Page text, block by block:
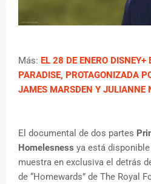
Más: EL 28 DE ENERO DISNEY+
PARADISE, PROTAGONIZADA
JAMES MARSDEN Y JULIANNE
El documental de dos partes
Homelesness ya está
muestra en exclusiva el detrás
de “Homewards” de The Royal